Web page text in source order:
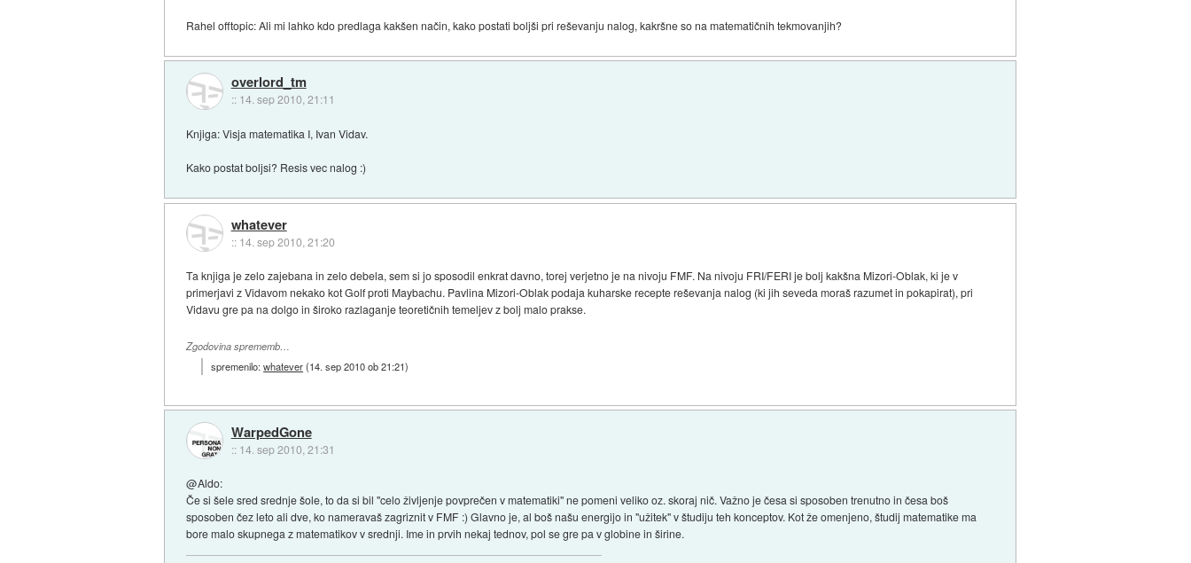
Rahel offtopic: Ali mi lahko kdo predlaga kakšen način, kako postati boljši pri reševanju nalog, kakršne so na matematičnih tekmovanjih?
overlord_tm
:: 14. sep 2010, 21:11
Knjiga: Visja matematika I, Ivan Vidav.
Kako postat boljsi? Resis vec nalog :)
whatever
:: 14. sep 2010, 21:20
Ta knjiga je zelo zajebana in zelo debela, sem si jo sposodil enkrat davno, torej verjetno je na nivoju FMF. Na nivoju FRI/FERI je bolj kakšna Mizori-Oblak, ki je v
primerjavi z Vidavom nekako kot Golf proti Maybachu. Pavlina Mizori-Oblak podaja kuharske recepte reševanja nalog (ki jih seveda moraš razumet in pokapirat), pri
Vidavu gre pa na dolgo in široko razlaganje teoretičnih temeljev z bolj malo prakse.
Zgodovina sprememb…
spremenilo:whatever(14. sep 2010 ob 21:21)
WarpedGone
:: 14. sep 2010, 21:31
@Aldo:
Če si šele sred srednje šole, to da si bil "celo življenje povprečen v matematiki" ne pomeni veliko oz. skoraj nič. Važno je česa si sposoben trenutno in česa boš
sposoben čez leto ali dve, ko nameravaš zagriznit v FMF :) Glavno je, al boš našu energijo in "užitek" v študiju teh konceptov. Kot že omenjeno, študij matematike ma
bore malo skupnega z matematikov v srednji. Ime in prvih nekaj tednov, pol se gre pa v globine in širine.